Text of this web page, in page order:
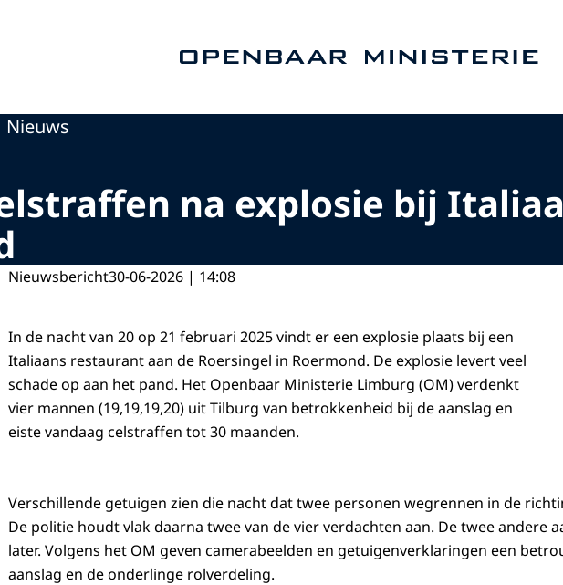
Nieuws
na explosie bij
Nieuwsbericht30-06-2026 | 14:08
In de nacht van 20 op 21 februari 2025 vindt er een explosie plaats bij een
Italiaans restaurant aan de Roersingel in Roermond. De explosie levert veel
schade op aan het pand. Het Openbaar Ministerie Limburg (OM) verdenkt
vier mannen (19,19,19,20) uit Tilburg van betrokkenheid bij de aanslag en
eiste vandaag celstraffen tot 30 maanden.
Verschillende getuigen zien die nacht dat twee personen wegrennen in de
De politie houdt vlak daarna twee van de vier verdachten aan. De twee andere
later. Volgens het OM geven camerabeelden en getuigenverklaringen een
aanslag en de onderlinge rolverdeling.